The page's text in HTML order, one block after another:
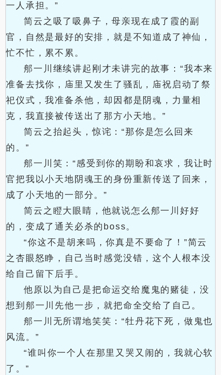
一人承担。”
简云之吸了吸鼻子，母亲现在成了霞的副
官，自然是最好的安排，就是不知道成了神仙，
忙不忙，累不累。
郍一川继续讲起刚才未讲完的故事：“我本来
准备去找你，庙里又发生了骚乱，庙祝启动了祭
祀仪式，我准备杀他，却因都是阴魂，力量相
克，我直接被传送出了那方小天地。”
简云之抬起头，惊诧：“那你是怎么回来
的。”
郍一川笑：“感受到你的期盼和哀求，我让时
官把我以小天地阴魂王的身份重新传送了回来，
成了小天地的一部分。”
简云之瞪大眼睛，他就说怎么郍一川好好
的，变成了通关必杀的boss。
“你这不是胡来吗，你真是不要命了！”简云
之杏眼怒睁，自己当时感觉没错，这个人根本没
给自己留下后手。
他原以为自己是把命运交给魔鬼的赌徒，没
想到郍一川先他一步，就把命全交给了自己。
郍一川无所谓地笑笑：“牡丹花下死，做鬼也
风流。”
“谁叫你一个人在那里又哭又闹的，我就心软
了。”